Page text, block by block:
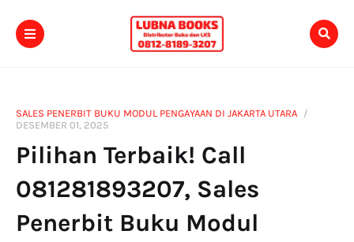
SALES PENERBIT BUKU MODUL PENGAYAAN DI JAKARTA UTARA
DESEMBER 01, 2025
Pilihan Terbaik! Call
081281893207, Sales
Penerbit Buku Modul